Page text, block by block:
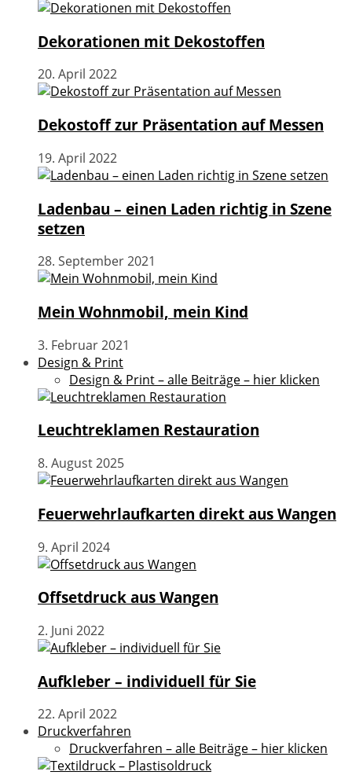
Dekorationen mit Dekostoffen
20. April 2022
Dekostoff zur Präsentation auf Messen
19. April 2022
Ladenbau – einen Laden richtig in Szene
setzen
28. September 2021
Mein Wohnmobil, mein Kind
3. Februar 2021
Design & Print
Design & Print – alle Beiträge – hier klicken
Leuchtreklamen Restauration
8. August 2025
Feuerwehrlaufkarten direkt aus Wangen
9. April 2024
Offsetdruck aus Wangen
2. Juni 2022
Aufkleber – individuell für Sie
22. April 2022
Druckverfahren
Druckverfahren – alle Beiträge – hier klicken